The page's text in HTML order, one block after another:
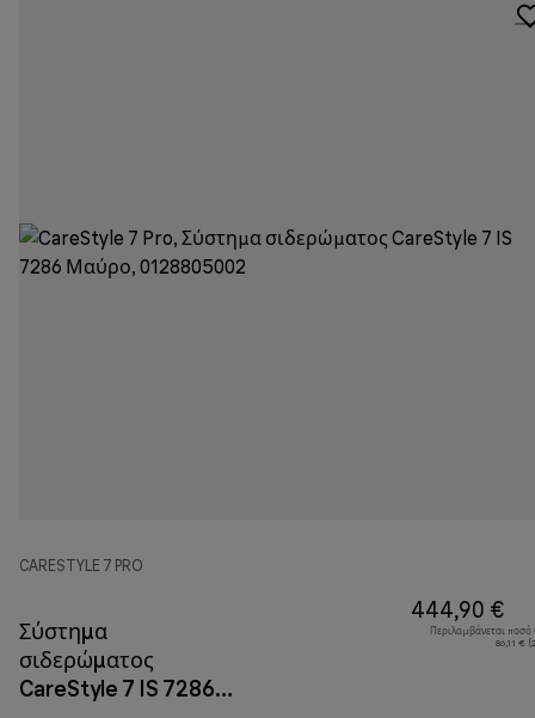
CARESTYLE 7 PRO
Σύστημα
σιδερώματος
CareStyle 7 IS 7286
444,90 €
Περιλαμβάνεται
86,11 €